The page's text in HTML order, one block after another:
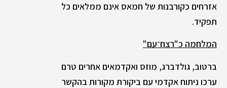
אזרחים כקורבנות של חמאס אינם ממלאים כל
תפקיד.
המלחמה כ"רצח־עם"
ברטוב, גולדברג, מוזס ואקדמאים אחרים טרם
ערכו ניתוח אקדמי עם ביקורת מקורות בהקשר